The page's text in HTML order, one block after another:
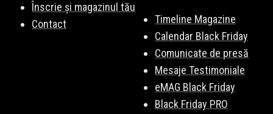
Înscrie și magazinul tău
Contact
Timeline Magazine
Calendar Black Friday
Comunicate de presă
Mesaje Testimoniale
eMAG Black Friday
Black Friday PRO